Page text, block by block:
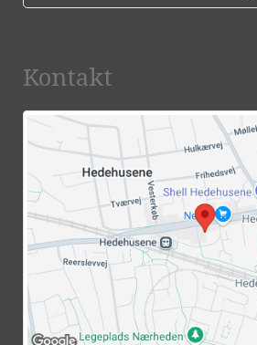
Kontakt